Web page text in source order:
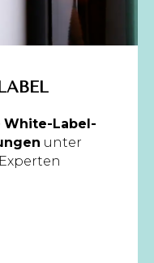
White-Label-
unter